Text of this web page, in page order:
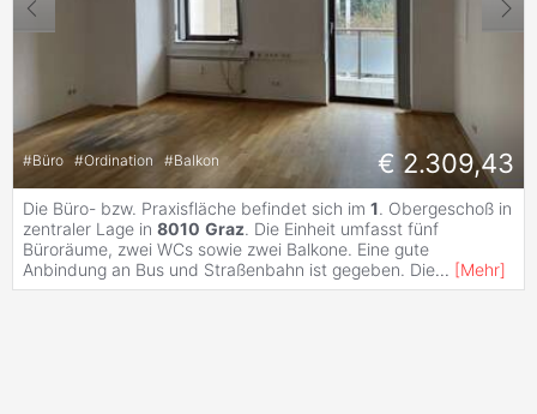
#Büro #Ordination #Balkon € 2.309,43
Die Büro- bzw. Praxisfläche befindet sich im 1. Obergeschoß in
zentraler Lage in 8010 Graz. Die Einheit umfasst fünf
Büroräume, zwei WCs sowie zwei Balkone. Eine gute
Anbindung an Bus und Straßenbahn ist gegeben. Die... [Mehr]